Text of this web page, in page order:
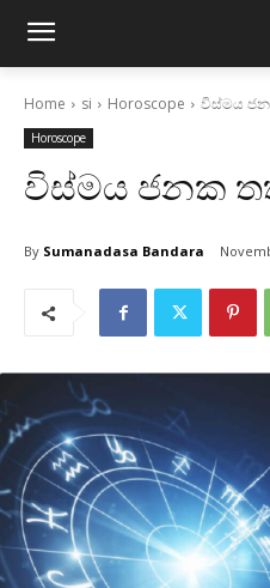
Home si Horoscope විස්‌මය
Horoscope
විස්‌මය ජනක
By Sumanadasa Bandara